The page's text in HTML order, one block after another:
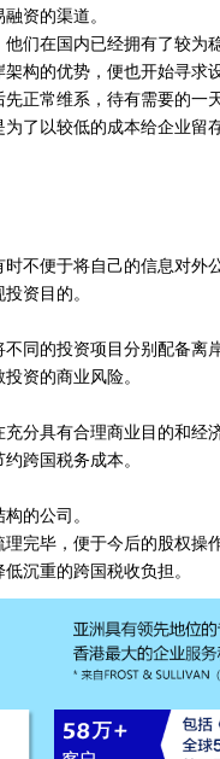
资的渠道。
们在国内已经拥有了较为
构的优势，便也开始寻求
正常维系，待有需要的一
了以较低的成本给企业留
不便于将自己的信息对外
资目的。
同的投资项目分别配备离
资的商业风险。
分具有合理商业目的和经
跨国税务成本。
的公司。
完毕，便于今后的股权操
沉重的跨国税收负担。